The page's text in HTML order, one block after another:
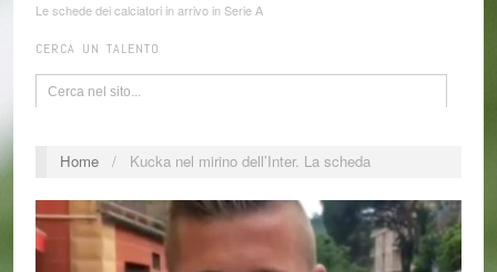
Le schede dei calciatori in arrivo in Serie A
CERCA UN TALENTO
Home / Kucka nel mirino dell’Inter. La scheda